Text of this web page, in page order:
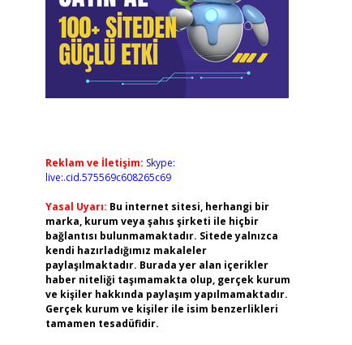
Reklam ve İletişim: Skype:
live:.cid.575569c608265c69
Yasal Uyarı: Bu internet sitesi, herhangi bir
marka, kurum veya şahıs şirketi ile hiçbir
bağlantısı bulunmamaktadır. Sitede yalnızca
kendi hazırladığımız makaleler
paylaşılmaktadır. Burada yer alan içerikler
haber niteliği taşımamakta olup, gerçek kurum
ve kişiler hakkında paylaşım yapılmamaktadır.
Gerçek kurum ve kişiler ile isim benzerlikleri
tamamen tesadüfidir.